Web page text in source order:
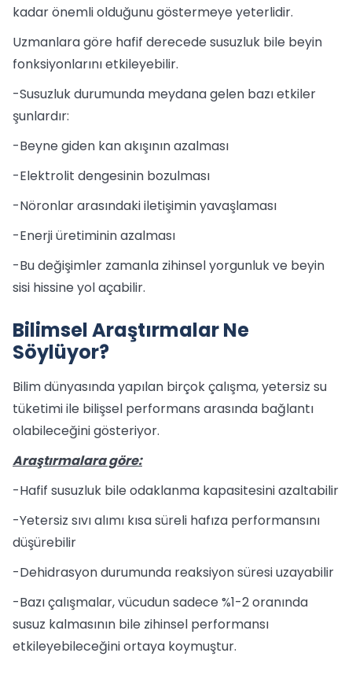
kadar önemli olduğunu göstermeye yeterlidir.
Uzmanlara göre hafif derecede susuzluk bile beyin
fonksiyonlarını etkileyebilir.
-Susuzluk durumunda meydana gelen bazı etkiler
şunlardır:
-Beyne giden kan akışının azalması
-Elektrolit dengesinin bozulması
-Nöronlar arasındaki iletişimin yavaşlaması
-Enerji üretiminin azalması
-Bu değişimler zamanla zihinsel yorgunluk ve beyin
sisi hissine yol açabilir.
Bilimsel Araştırmalar Ne
Söylüyor?
Bilim dünyasında yapılan birçok çalışma, yetersiz su
tüketimi ile bilişsel performans arasında bağlantı
olabileceğini gösteriyor.
Araştırmalara göre:
-Hafif susuzluk bile odaklanma kapasitesini azaltabilir
-Yetersiz sıvı alımı kısa süreli hafıza performansını
düşürebilir
-Dehidrasyon durumunda reaksiyon süresi uzayabilir
-Bazı çalışmalar, vücudun sadece %1-2 oranında
susuz kalmasının bile zihinsel performansı
etkileyebileceğini ortaya koymuştur.